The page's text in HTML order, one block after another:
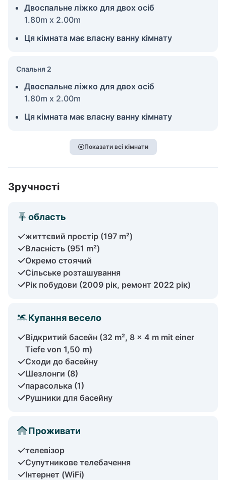
Двоспальне ліжко для двох осіб
1.80m x 2.00m
Ця кімната має власну ванну кімнату
Спальня 2
Двоспальне ліжко для двох осіб
1.80m x 2.00m
Ця кімната має власну ванну кімнату
Показати всі кімнати
Зручності
область
життєвий простір (197 m²)
Власність (951 m²)
Окремо стоячий
Сільське розташування
Рік побудови (2009 рік, ремонт 2022 рік)
Купання весело
Відкритий басейн (32 m², 8 x 4 m mit einer
Tiefe von 1,50 m)
Сходи до басейну
Шезлонги (8)
парасолька (1)
Рушники для басейну
Проживати
телевізор
Супутникове телебачення
Інтернет (WiFi)